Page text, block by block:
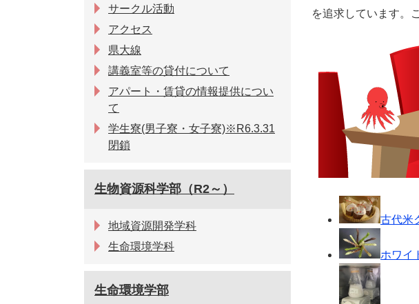
を追求しています。
古代米
ホワイ
サークル活動
アクセス
県大線
講義室等の貸付について
アパート・賃貸の情報提供につい
て
学生寮(男子寮・女子寮)※R6.3.31
閉鎖
生物資源科学部（R2～）
地域資源開発学科
生命環境学科
生命環境学部